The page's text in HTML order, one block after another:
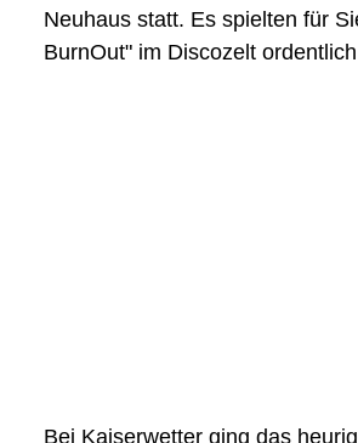
Neuhaus statt. Es spielten für
BurnOut" im Discozelt
Bei Kaiserwetter ging das